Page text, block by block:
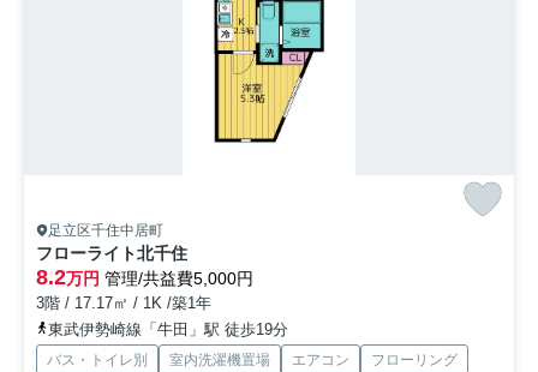
足立区千住中居町
フローライト北千住
8.2万円 管理/共益費5,000円
3階 / 17.17㎡ / 1K /築1年
東武伊勢崎線「牛田」駅 徒歩19分
バス・トイレ別 室内洗濯機置場 エアコン
フローリング